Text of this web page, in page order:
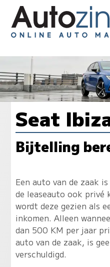
Seat
Bijtelling
Een auto van de zaak
de leaseauto ook privé
wordt deze gezien als
inkomen. Alleen
dan 500 KM per jaar
auto van de zaak, is
verschuldigd.